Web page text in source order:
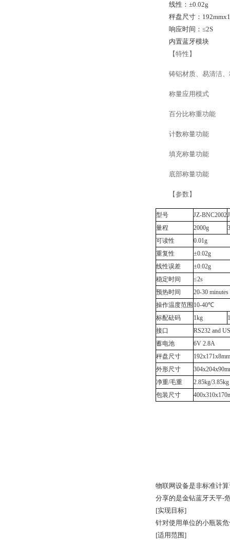
线性：±0.02g
秤盘尺寸：
响应时间：≤2S
内置蓝牙模块
【特性】
铸铝材质、易清洁
称量应用模式
百分比称重功能
计数称量功能
填充称量功能
底部称量功能
【参数】
型号 JZ-BNC2002
量程
2000g
可读性
0.01g
重复性
±0.02g
线性误差
±0.02g
稳定时间
≤2s
预热时间
20-30 minutes
操作温度范围 10-40℃
标配砝码
1kg
接口
RS232 and
蓄电池
6V 2.8A
秤盘尺寸
192x171x8mm
外形尺寸
净重/毛重
2.85kg/3.85kg
包装尺寸
物联网设备是非标准计
分享的是金钻蓝牙天平-
[实现目标]
针对使用单位的小瓶装
[适用范围]